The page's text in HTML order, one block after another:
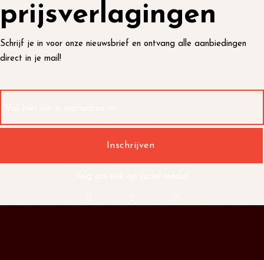
prijsverlagingen
Schrijf je in voor onze nieuwsbrief en ontvang alle aanbiedingen
direct in je mail!